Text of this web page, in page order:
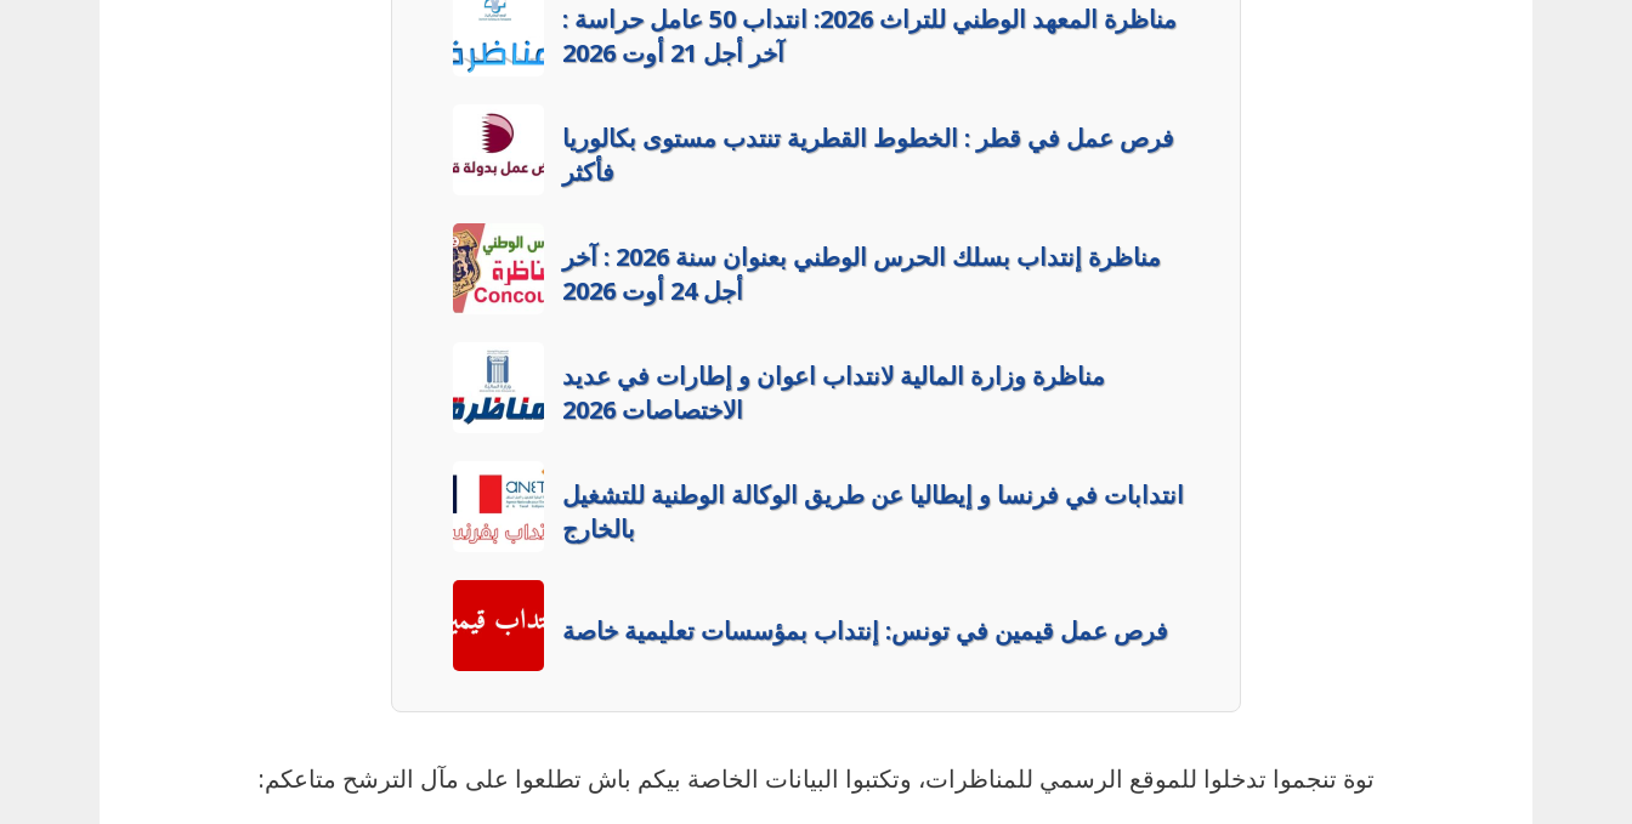
مناظرة المعهد الوطني للتراث 2026: انتداب 50 عامل حراسة :
آخر أجل 21 أوت 2026
فرص عمل في قطر : الخطوط القطرية تنتدب مستوى بكالوريا
فأكثر
مناظرة إنتداب بسلك الحرس الوطني بعنوان سنة 2026 : آخر
أجل 24 أوت 2026
مناظرة وزارة المالية لانتداب اعوان و إطارات في عديد
الاختصاصات 2026
انتدابات في فرنسا و إيطاليا عن طريق الوكالة الوطنية للتشغيل
بالخارج
فرص عمل قيمين في تونس: إنتداب بمؤسسات تعليمية خاصة
توة تنجموا تدخلوا للموقع الرسمي للمناظرات، وتكتبوا البيانات الخاصة بيكم باش تطلعوا على مآل الترشح متاعكم: